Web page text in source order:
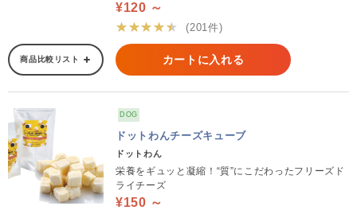
¥120 ～
★★★★★
(201件)
商品比較リスト カートに入れる
DOG
ドットわんチーズキューブ
ドットわん
栄養をギュッと凝縮！“質”にこだわったフリーズド
ライチーズ
¥150 ～